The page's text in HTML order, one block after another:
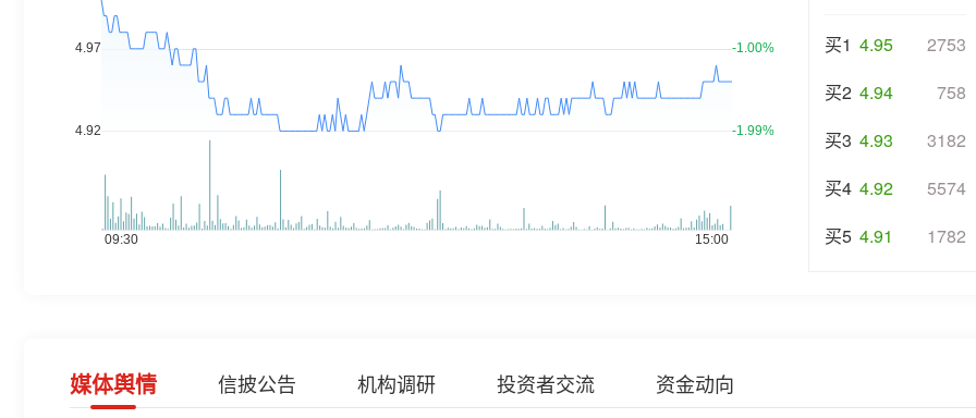
买1 4.95
2753
买2 4.94
758
买3 4.93
3182
买4 4.92
5574
买5 4.91 1782
媒体舆情 信披公告 机构调研 投资者交流 资金动向